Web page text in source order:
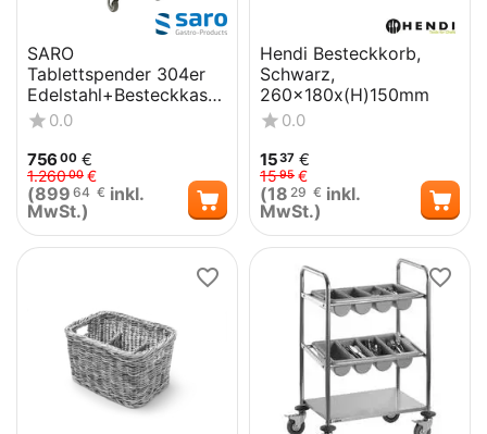
SARO
Tablettspender 304er
Edelstahl+Besteckkaste
n TAB2
0.0
756 00 €
1.26000 €
(899 64 € inkl.
MwSt.)
Hendi Besteckkorb,
Schwarz,
260x180x(H)150mm
0.0
1537 €
1595 €
(18 29 € inkl.
MwSt.)